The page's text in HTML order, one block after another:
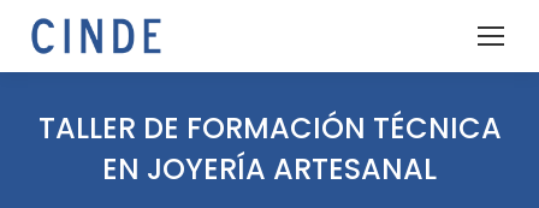
TALLER DE FORMACIÓN TÉCNICA
EN JOYERÍA ARTESANAL